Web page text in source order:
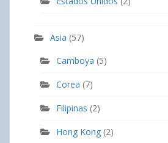
Asia (57)
Camboya (5)
Corea (7)
Filipinas (2)
Hong Kong (2)